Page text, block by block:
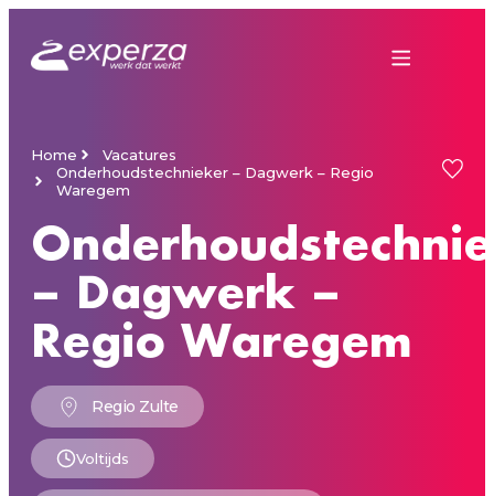
Home
Vacatures
Onderhoudstechnieker – Dagwerk – Regio
Waregem
– Dagwerk –
Regio Waregem
Regio Zulte
Voltijds